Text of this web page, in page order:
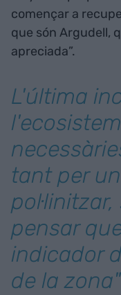
començar a
que són Argudell,
apreciada”.
L'última
tant per
pensar
indicador
de la zona"